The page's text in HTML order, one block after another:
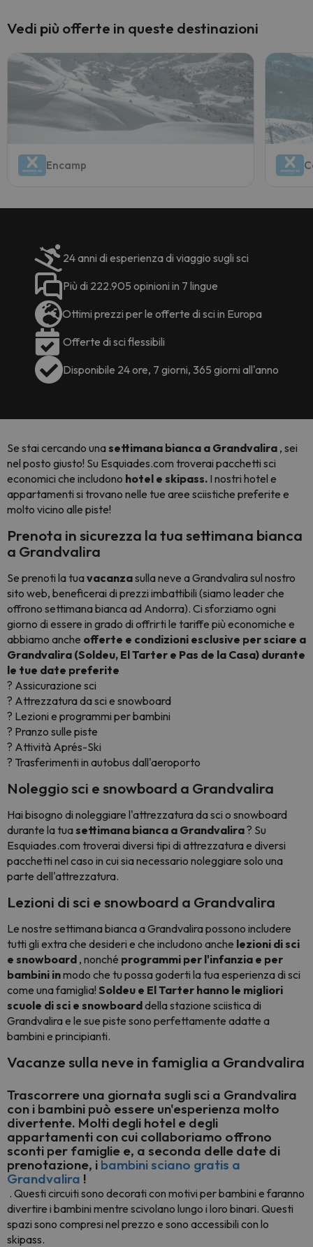
Vedi più offerte in queste destinazioni
Encamp
24 anni di esperienza di viaggio sugli sci
Più di 222.905 opinioni in 7 lingue
Ottimi prezzi per le offerte di sci in Europa
Offerte di sci flessibili
Disponibile 24 ore, 7 giorni, 365 giorni all'anno
Se stai cercando unasettimana bianca a Grandvalira , sei
nel posto giusto! Su Esquiades.com troverai pacchetti sci
economici che includono hotel e skipass. I nostri hotel e
appartamenti si trovano nelle tue aree sciistiche preferite e
molto vicino alle piste!
Prenota in sicurezza la tua settimana bianca
a Grandvalira
Se prenoti la tuavacanzasulla neve a Grandvalira sul nostro
sito web, beneficerai di prezzi imbattibili (siamo leader che
offrono settimana bianca ad Andorra). Ci sforziamo ogni
giorno di essere in grado di offrirti le tariffe più economiche e
abbiamo anche offerte e condizioni esclusive per sciare a
Grandvalira (Soldeu, El Tarter e Pas de la Casa) durante
le tue date preferite
? Assicurazione sci
? Attrezzatura da sci e snowboard
? Lezioni e programmi per bambini
? Pranzo sulle piste
? Attività Aprés-Ski
? Trasferimenti in autobus dall'aeroporto
Noleggio sci e snowboard a Grandvalira
Hai bisogno di noleggiare l'attrezzatura da sci o snowboard
durante la tuasettimana bianca a Grandvalira? Su
Esquiades.com troverai diversi tipi di attrezzatura e diversi
pacchetti nel caso in cui sia necessario noleggiare solo una
parte dell'attrezzatura.
Lezioni di sci e snowboard a Grandvalira
Le nostre settimana bianca a Grandvalira possono includere
tutti gli extra che desideri e che includono anche lezioni di sci
e snowboard , nonché programmi per l'infanzia e per
bambini inmodo che tu possa goderti la tua esperienza di sci
come una famiglia! Soldeu e El Tarter hanno le migliori
scuole di sci e snowboarddella stazione sciistica di
Grandvalira e le sue piste sono perfettamente adatte a
bambini e principianti.
Vacanze sulla neve in famiglia a Grandvalira
Trascorrere una giornata sugli sci a Grandvalira
con i bambini può essere un'esperienza molto
divertente. Molti degli hotel e degli
appartamenti con cui collaboriamo offrono
sconti per famiglie e, a seconda delle date di
prenotazione, i bambini sciano gratis a
Grandvalira !
. Questi circuiti sono decorati con motivi per bambini e faranno
divertire i bambini mentre scivolano lungo i loro binari. Questi
spazi sono compresi nel prezzo e sono accessibili con lo
skipass.